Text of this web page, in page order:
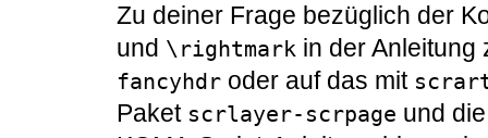
Zu deiner Frage bezüglich der
und \rightmark in der Anleitung
fancyhdr oder auf das mit
Paket scrlayer-scrpage und